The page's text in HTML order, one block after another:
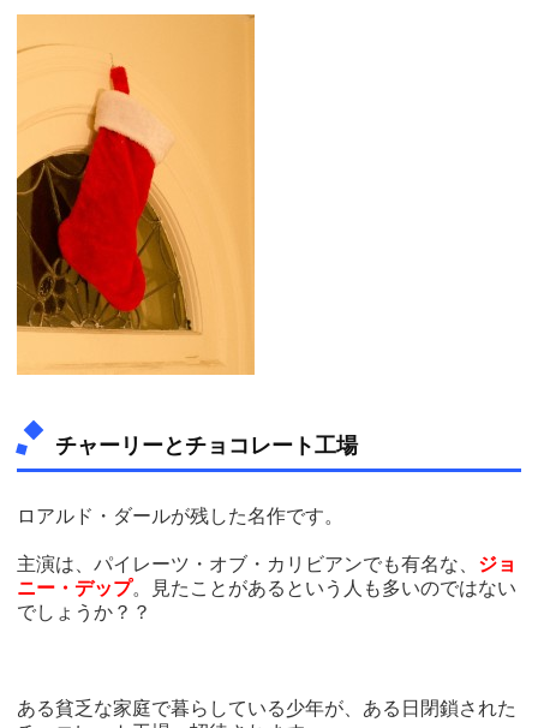
チャーリーとチョコレート工場
ロアルド・ダールが残した名作です。
主演は、パイレーツ・オブ・カリビアンでも有名な、 ジョ
ニー・デップ。見たことがあるという人も多いのではない
でしょうか？？
ある貧乏な家庭で暮らしている少年が、ある日閉鎖された